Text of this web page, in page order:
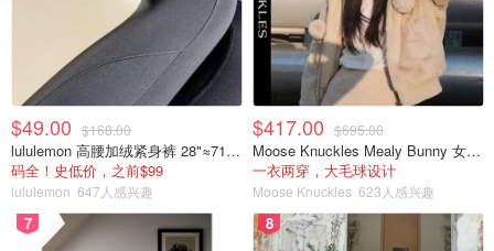
$49.00 $168.00
lululemon 高腰加绒紧身裤 28"≈71cm 5个口袋
码全！史低价，之前$99
lululemon 647人感兴趣
$417.00 $695.00
Moose Knuckles Mealy Bunny 女士双面穿连帽外套
一衣两穿，大毛球设计
Moose Knuckles 623人感兴趣
7 8